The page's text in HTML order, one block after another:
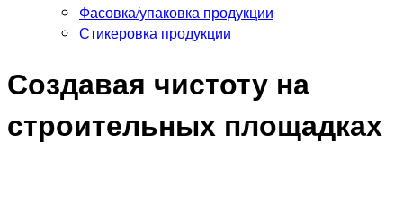
Фасовка/упаковка продукции
Стикеровка продукции
Создавая чистоту на
строительных площадках